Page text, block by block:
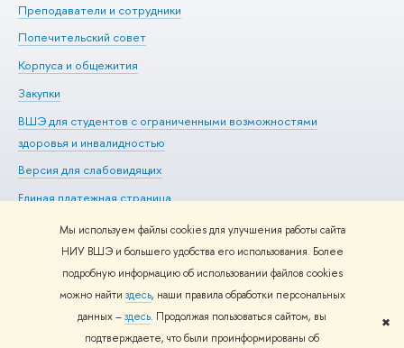
Мы используем файлы cookies для улучшения работы сайта
НИУ ВШЭ и большего удобства его использования. Более
подробную информацию об использовании файлов cookies
можно найти здесь, наши правила обработки персональных
данных –здесь. Продолжая пользоваться сайтом, вы
подтверждаете, что были проинформированы об
✖
Преподаватели и сотрудники
Попечительский совет
Корпуса и общежития
Закупки
ВШЭ для студентов с ограниченными возможностями
здоровья и инвалидностью
Версия для слабовидящих
Единая платежная страница
Редактору
© НИУ ВШЭ 1993–2026 Адреса и контакты Условия
использования материалов Политика конфиденциальности
Карта